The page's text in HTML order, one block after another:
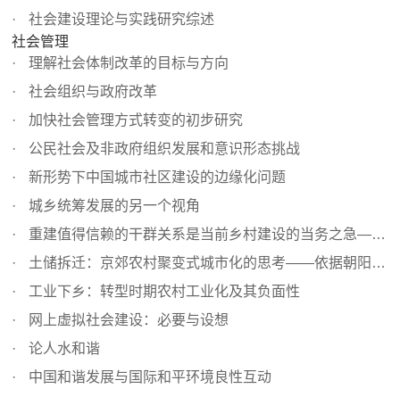
社会建设理论与实践研究综述
社会管理
理解社会体制改革的目标与方向
社会组织与政府改革
加快社会管理方式转变的初步研究
公民社会及非政府组织发展和意识形态挑战
新形势下中国城市社区建设的边缘化问题
城乡统筹发展的另一个视角
重建值得信赖的干群关系是当前乡村建设的当务之急——新农...
土储拆迁：京郊农村聚变式城市化的思考——依据朝阳区崔各...
工业下乡：转型时期农村工业化及其负面性
网上虚拟社会建设：必要与设想
论人水和谐
中国和谐发展与国际和平环境良性互动